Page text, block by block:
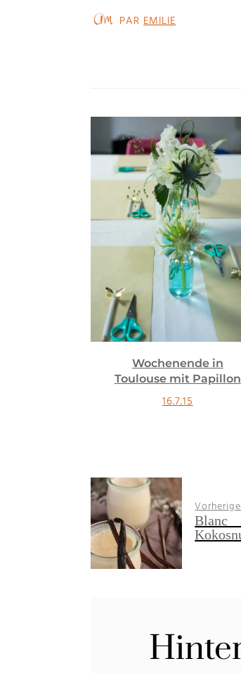
PAREMILIE
Wochenende in
Toulouse mit Papillon
16.7.15
Vorherige
Blanc